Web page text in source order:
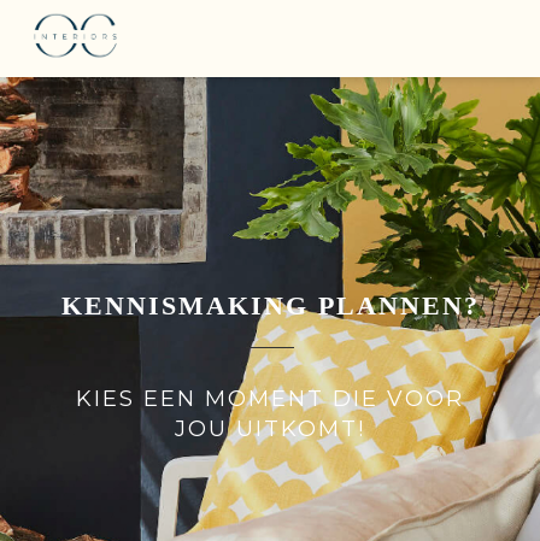
KENNISMAKING PLANNEN?
KIES EEN MOMENT DIE VOOR
JOU UITKOMT!